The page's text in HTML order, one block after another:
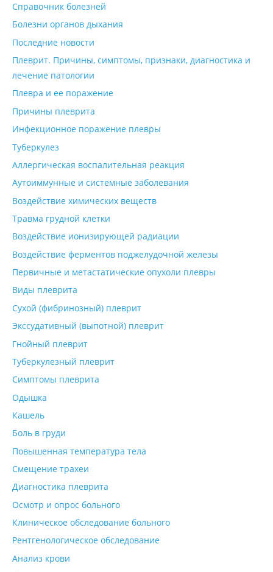
Cправочник болезней
Болезни органов дыхания
Последние новости
Плеврит. Причины, симптомы, признаки, диагностика и
лечение патологии
Плевра и ее поражение
Причины плеврита
Инфекционное поражение плевры
Туберкулез
Аллергическая воспалительная реакция
Аутоиммунные и системные заболевания
Воздействие химических веществ
Травма грудной клетки
Воздействие ионизирующей радиации
Воздействие ферментов поджелудочной железы
Первичные и метастатические опухоли плевры
Виды плеврита
Сухой (фибринозный) плеврит
Экссудативный (выпотной) плеврит
Гнойный плеврит
Туберкулезный плеврит
Симптомы плеврита
Одышка
Кашель
Боль в груди
Повышенная температура тела
Смещение трахеи
Диагностика плеврита
Осмотр и опрос больного
Клиническое обследование больного
Рентгенологическое обследование
Анализ крови